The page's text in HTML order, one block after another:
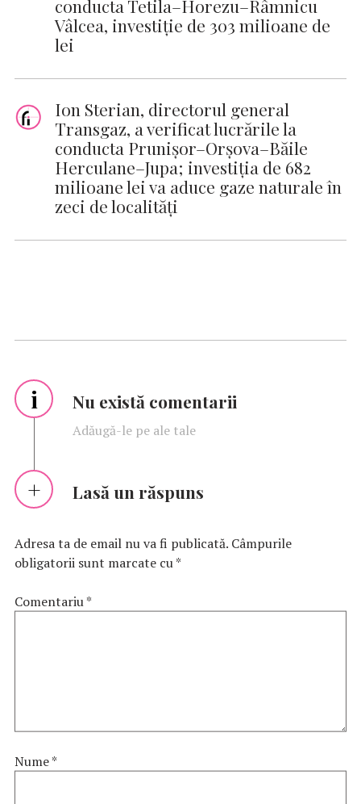
conducta Tetila–Horezu–Râmnicu
Vâlcea, investiție de 303 milioane de
lei
Ion Sterian, directorul general
Transgaz, a verificat lucrările la
conducta Prunișor–Orșova–Băile
Herculane–Jupa; investiția de 682
milioane lei va aduce gaze naturale în
zeci de localități
i Nu există comentarii
Adăugă-le pe ale tale
Lasă un răspuns
Adresa ta de email nu va fi publicată. Câmpurile
obligatorii sunt marcate cu*
Comentariu*
Nume*